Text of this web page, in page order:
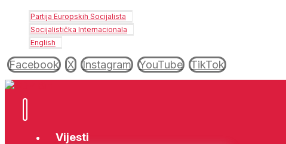
Partija Europskih Socijalista
Socijalistička Internacionala
English
Facebook X Instagram YouTube TikTok
Vijesti